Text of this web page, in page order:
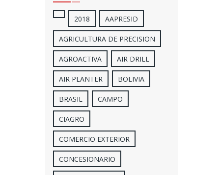
2018 AAPRESID
AGRICULTURA DE PRECISION
AGROACTIVA AIR DRILL
AIR PLANTER BOLIVIA
BRASIL CAMPO
CIAGRO
COMERCIO EXTERIOR
CONCESIONARIO